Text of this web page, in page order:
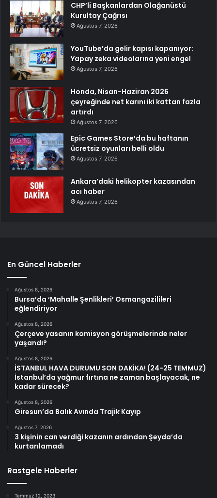
CHP’li Başkanlardan Olağanüstü
Kurultay Çağrısı
Ağustos 7, 2026
YouTube’da gelir kapısı kapanıyor:
Yapay zeka videolarına yeni engel
Ağustos 7, 2026
Honda, Nisan-Haziran 2026
çeyreğinde net karını iki kattan fazla
artırdı
Ağustos 7, 2026
Epic Games Store’da bu haftanın
ücretsiz oyunları belli oldu
Ağustos 7, 2026
Ankara’daki helikopter kazasından
acı haber
Ağustos 7, 2026
En Güncel Haberler
Ağustos 8, 2026
Bursa’da ‘Mahalle Şenlikleri’ Osmangazilileri
eğlendiriyor
Ağustos 8, 2026
Çerçeve yasanın komisyon görüşmelerinde neler
yaşandı?
Ağustos 8, 2026
İSTANBUL HAVA DURUMU SON DAKİKA! (24-25 TEMMUZ)
İstanbul’da yağmur fırtına ne zaman başlayacak, ne
kadar sürecek?
Ağustos 8, 2026
Giresun’da Balık Avında Trajik Kayıp
Ağustos 7, 2026
3 kişinin can verdiği kazanın ardından Şeyda’da
kurtarılamadı
Rastgele Haberler
Temmuz 12, 2023